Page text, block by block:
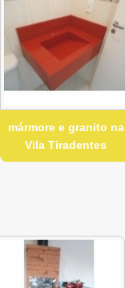
mármore e granito na
Vila Tiradentes